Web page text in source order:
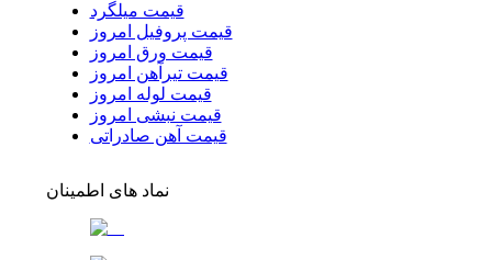
قیمت میلگرد
قیمت پروفیل امروز
قیمت ورق امروز
قیمت تیرآهن امروز
قیمت لوله امروز
قیمت نبشی امروز
قیمت آهن صادراتی
نماد های اطمینان